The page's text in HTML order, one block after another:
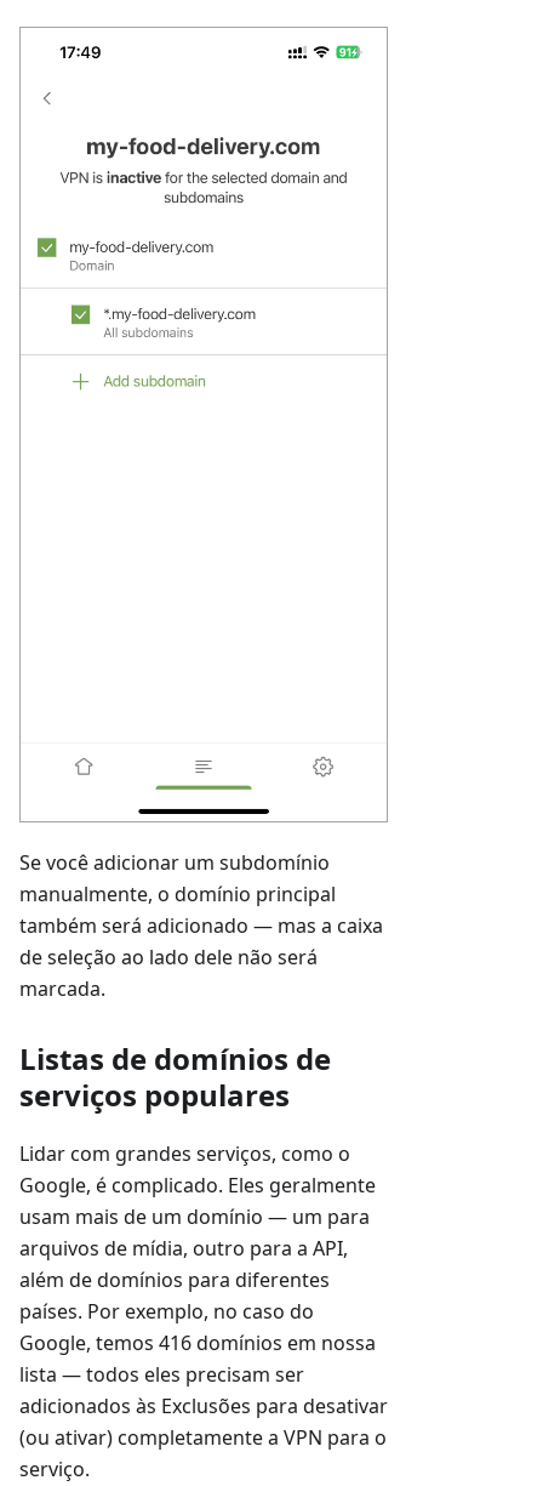
Se você adicionar um subdomínio
manualmente, o domínio principal
também será adicionado — mas a caixa
de seleção ao lado dele não será
marcada.
Listas de domínios de
serviços populares
Lidar com grandes serviços, como o
Google, é complicado. Eles geralmente
usam mais de um domínio — um para
arquivos de mídia, outro para a API,
além de domínios para diferentes
países. Por exemplo, no caso do
Google, temos 416 domínios em nossa
lista — todos eles precisam ser
adicionados às Exclusões para desativar
(ou ativar) completamente a VPN para o
serviço.